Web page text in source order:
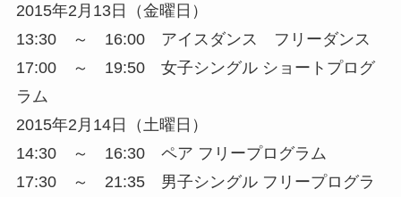
2015年2月13日（金曜日）
13:30 ～ 16:00 アイスダンス フリーダンス
17:00 ～ 19:50 女子シングル ショートプログ
ラム
2015年2月14日（土曜日）
14:30 ～ 16:30 ペア フリープログラム
17:30 ～ 21:35 男子シングル フリープログラ